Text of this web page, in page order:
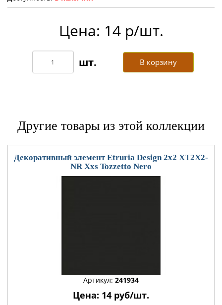
Цена: 14 р/шт.
В корзину
Другие товары из этой коллекции
Декоративный элемент Etruria Design 2x2 XT2X2-
NR Xxs Tozzetto Nero
Артикул: 241934
Цена: 14 руб/шт.